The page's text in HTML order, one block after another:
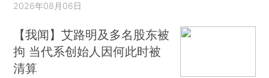
2026年08月06日
【我闻】艾路明及多名股东被
拘 当代系创始人因何此时被
清算